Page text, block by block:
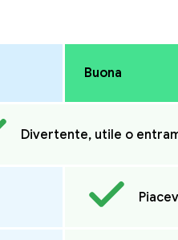
Buona
Divertente, utile o